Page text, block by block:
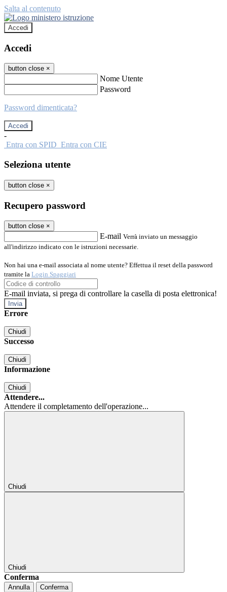
Salta al contenuto
Accedi
Accedi
button close ×
Nome Utente
Password
Password dimenticata?
-
Entra con SPID Entra con CIE
Seleziona utente
button close ×
Recupero password
button close ×
E-mail Verrà inviato un messaggio
all'indirizzo indicato con le istruzioni necessarie.
Non hai una e-mail associata al nome utente? Effettua il reset della password
tramite la Login Spaggiari
E-mail inviata, si prega di controllare la casella di posta elettronica!
Errore
Chiudi
Successo
Chiudi
Informazione
Chiudi
Attendere...
Attendere il completamento dell'operazione...
Chiudi
Chiudi
Conferma
Annulla Conferma